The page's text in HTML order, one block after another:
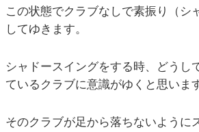
この状態でクラブなしで素振り（シ
してゆきます。
シャドースイングをする時、どうし
ているクラブに意識がゆくと思いま
そのクラブが足から落ちないように